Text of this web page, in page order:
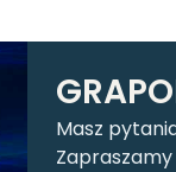
Masz